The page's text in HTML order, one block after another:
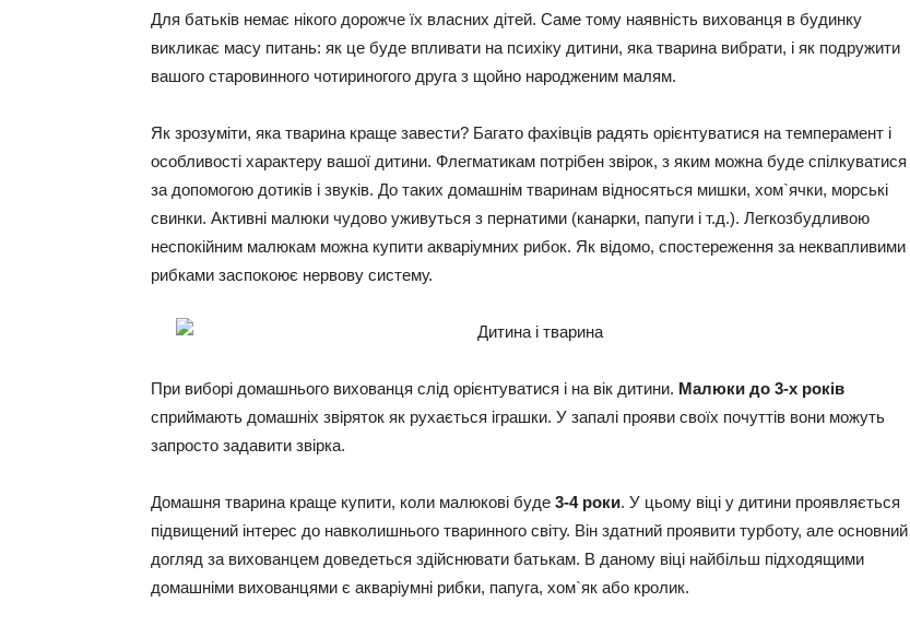
Для батьків немає нікого дорожче їх власних дітей. Саме тому наявність вихованця в будинку
викликає масу питань: як це буде впливати на психіку дитини, яка тварина вибрати, і як подружити
вашого старовинного чотириногого друга з щойно народженим малям.
Як зрозуміти, яка тварина краще завести? Багато фахівців радять орієнтуватися на темперамент і
особливості характеру вашої дитини. Флегматикам потрібен звірок, з яким можна буде спілкуватися
за допомогою дотиків і звуків. До таких домашнім тваринам відносяться мишки, хом`ячки, морські
свинки. Активні малюки чудово уживуться з пернатими (канарки, папуги і т.д.). Легкозбудливою
неспокійним малюкам можна купити акваріумних рибок. Як відомо, спостереження за неквапливими
рибками заспокоює нервову систему.
При виборі домашнього вихованця слід орієнтуватися і на вік дитини. Малюки до 3-х років
сприймають домашніх звіряток як рухається іграшки. У запалі прояви своїх почуттів вони можуть
запросто задавити звірка.
Домашня тварина краще купити, коли малюкові буде 3-4 роки. У цьому віці у дитини проявляється
підвищений інтерес до навколишнього тваринного світу. Він здатний проявити турботу, але основний
догляд за вихованцем доведеться здійснювати батькам. В даному віці найбільш підходящими
домашніми вихованцями є акваріумні рибки, папуга, хом`як або кролик.